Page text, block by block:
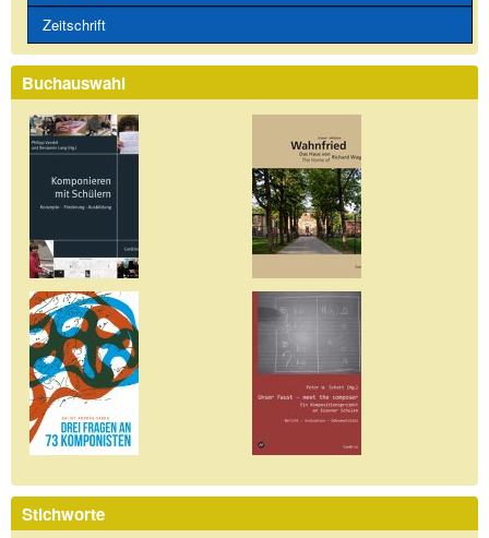
Zeitschrift
Buchauswahl
Stichworte